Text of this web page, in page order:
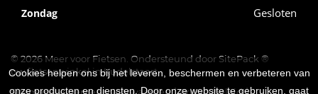
Zondag Gesloten
© 2026 Meer voor Fietsen. Ondersteund door SitePack ®
uw fietsenwinkel in Kudelstaart
Cookies helpen ons bij het leveren, beschermen en verbeteren van
onze producten en diensten. Door onze website te gebruiken, gaat